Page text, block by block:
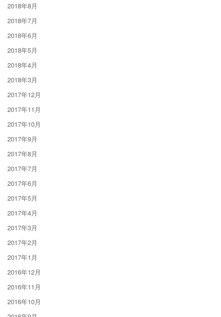
2018年8月
2018年7月
2018年6月
2018年5月
2018年4月
2018年3月
2017年12月
2017年11月
2017年10月
2017年9月
2017年8月
2017年7月
2017年6月
2017年5月
2017年4月
2017年3月
2017年2月
2017年1月
2016年12月
2016年11月
2016年10月